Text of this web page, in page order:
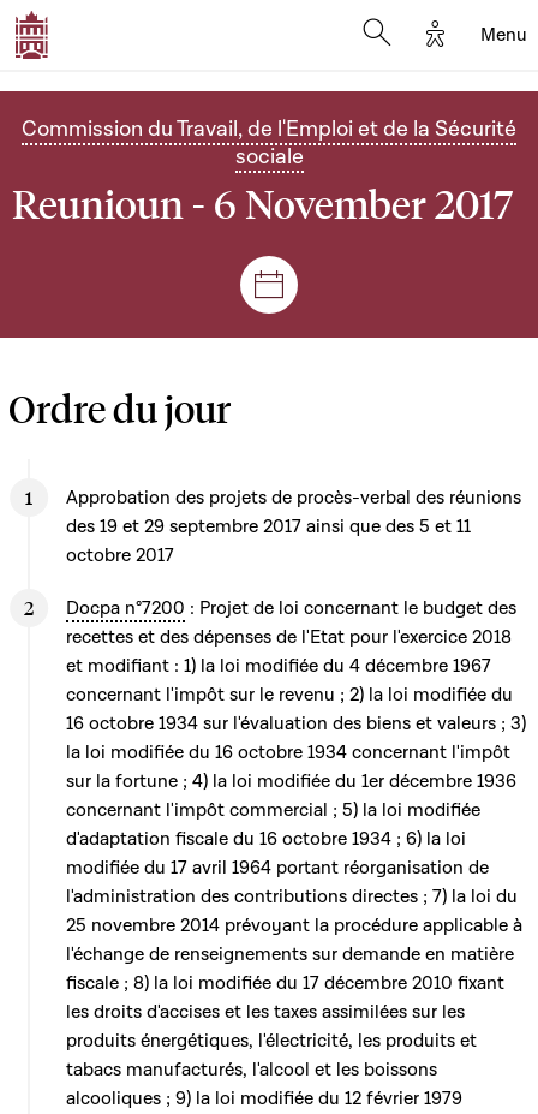
Options
Menu
Commission du Travail, de l'Emploi et de la Sécurité
sociale
Reunioun - 6 November 2017
Sëtzungen a Reuniounen
Ordre du jour
Approbation des projets de procès-verbal des réunions
des 19 et 29 septembre 2017 ainsi que des 5 et 11
octobre 2017
Docpa n°7200 : Projet de loi concernant le budget des
recettes et des dépenses de l'Etat pour l'exercice 2018
et modifiant : 1) la loi modifiée du 4 décembre 1967
concernant l'impôt sur le revenu ; 2) la loi modifiée du
16 octobre 1934 sur l'évaluation des biens et valeurs ; 3)
la loi modifiée du 16 octobre 1934 concernant l'impôt
sur la fortune ; 4) la loi modifiée du 1er décembre 1936
concernant l'impôt commercial ; 5) la loi modifiée
d'adaptation fiscale du 16 octobre 1934 ; 6) la loi
modifiée du 17 avril 1964 portant réorganisation de
l'administration des contributions directes ; 7) la loi du
25 novembre 2014 prévoyant la procédure applicable à
l'échange de renseignements sur demande en matière
fiscale ; 8) la loi modifiée du 17 décembre 2010 fixant
les droits d'accises et les taxes assimilées sur les
produits énergétiques, l'électricité, les produits et
tabacs manufacturés, l'alcool et les boissons
alcooliques ; 9) la loi modifiée du 12 février 1979